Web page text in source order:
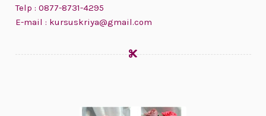
Telp : 0877-8731-4295
E-mail : kursuskriya@gmail.com